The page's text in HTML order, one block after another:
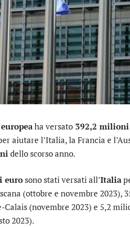
ha versato 392,2
aiutare l’Italia, la Francia e
dello scorso anno.
eurosono stati versati all’Italia
(ottobre e novembre 2023),
(novembre 2023) e 5,2
2023).